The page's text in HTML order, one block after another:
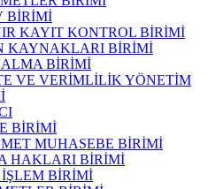
BİRİMİ
KAYIT KONTROL BİRİMİ
KAYNAKLARI BİRİMİ
BİRİMİ
VE VERİMLİLİK YÖNETİM
BİRİMİ
MUHASEBE BİRİMİ
HAKLARI BİRİMİ
BİRİMİ